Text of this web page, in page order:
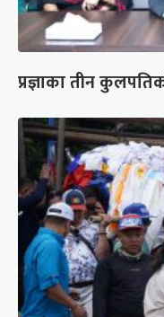
प्रज्ञाका तीन